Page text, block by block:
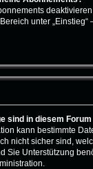
unter „Einstieg“
sind in diesem
kann bestimmte
nicht sicher sind,
Sie Unterstützung